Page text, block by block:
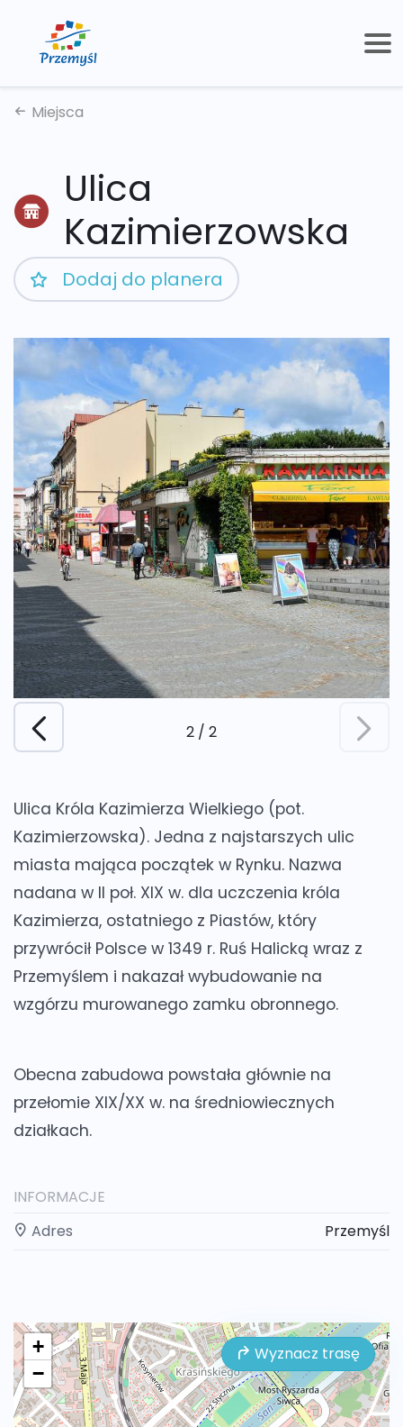
Miejsca
Ulica
Kazimierzowska
Dodaj do planera
2 / 2
Ulica Króla Kazimierza Wielkiego (pot.
Kazimierzowska). Jedna z najstarszych ulic
miasta mająca początek w Rynku. Nazwa
nadana w II poł. XIX w. dla uczczenia króla
Kazimierza, ostatniego z Piastów, który
przywrócił Polsce w 1349 r. Ruś Halicką wraz z
Przemyślem i nakazał wybudowanie na
wzgórzu murowanego zamku obronnego.
Obecna zabudowa powstała głównie na
przełomie XIX/XX w. na średniowiecznych
działkach.
INFORMACJE
Adres
Przemyśl
Wyznacz trasę
+
−